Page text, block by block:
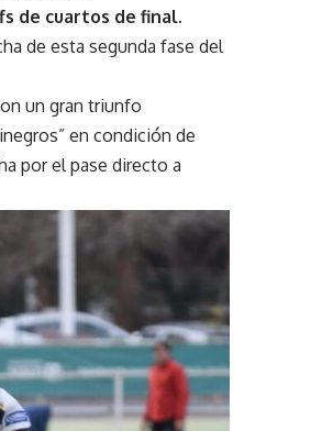
de cuartos de final.
de esta segunda fase del
un gran triunfo
en condición de
por el pase directo a